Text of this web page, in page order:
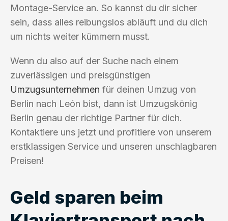
Montage-Service an. So kannst du dir sicher
sein, dass alles reibungslos abläuft und du dich
um nichts weiter kümmern musst.
Wenn du also auf der Suche nach einem
zuverlässigen und preisgünstigen
Umzugsunternehmen für deinen Umzug von
Berlin nach León bist, dann ist Umzugskönig
Berlin genau der richtige Partner für dich.
Kontaktiere uns jetzt und profitiere von unserem
erstklassigen Service und unseren unschlagbaren
Preisen!
Geld sparen beim